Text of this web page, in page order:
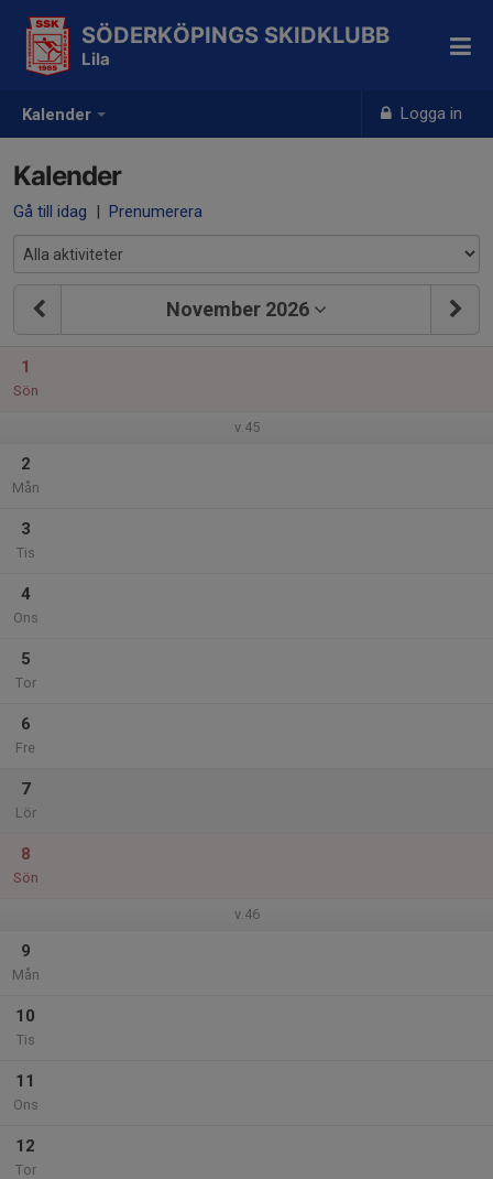
Kalender Logga in
SÖDERKÖPINGS SKIDKLUBB
Lila
Kalender
Gå till idag | Prenumerera
November 2026
1
Sön
v.45
2
Mån
3
Tis
4
Ons
5
Tor
6
Fre
7
Lör
8
Sön
v.46
9
Mån
10
Tis
11
Ons
12
Tor